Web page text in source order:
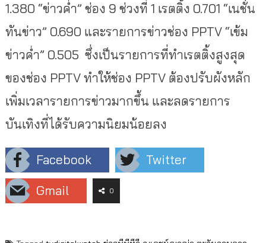
1.380 “ข่าวค่ำ” ช่อง 9 ช่วงที่ 1 เรตติ้ง 0.701 “เนชั่น
ทันข่าว” 0.690 และรายการข่าวช่อง PPTV “เข้ม
ข่าวค่ำ” 0.505 ซึ่งเป็นรายการที่ทำเรตติ้งสูงสุด
ของช่อง PPTV ทำให้ช่อง PPTV ต้องปรับผังหลัก
เพิ่มเวลารายการข่าวมากขึ้น และลดรายการ
บันเทิงที่ได้รับความนิยมน้อยลง
Facebook
Twitter
Gmail
0